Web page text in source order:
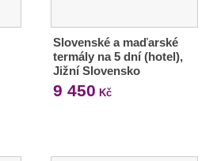
Slovenské a maďarské
termály na 5 dní (hotel),
Jižní Slovensko
9 450 Kč